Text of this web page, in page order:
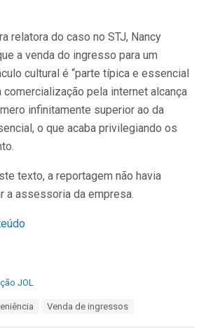
relatora do caso no STJ, Nancy
a venda do ingresso para um
cultural é “parte típica e essencial
comercialização pela internet alcança
infinitamente superior ao da
o que acaba privilegiando os
texto, a reportagem não havia
a assessoria da empresa.
JOL
Venda de ingressos